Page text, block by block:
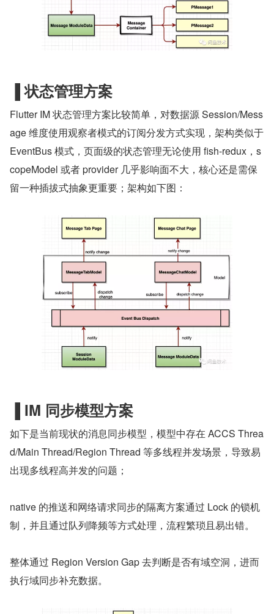
状态管理方案
Flutter IM 状态管理方案比较简单，对数据源 Session/Mess
age 维度使用观察者模式的订阅分发方式实现，架构类似于
EventBus 模式，页面级的状态管理无论使用 fish-redux，s
copeModel 或者 provider 几乎影响面不大，核心还是需保
留一种插拔式抽象更重要；架构如下图：
IM 同步模型方案
如下是当前现状的消息同步模型，模型中存在 ACCS Threa
d/Main Thread/Region Thread 等多线程并发场景，导致易
出现多线程高并发的问题；
native 的推送和网络请求同步的隔离方案通过 Lock 的锁机
制，并且通过队列降频等方式处理，流程繁琐且易出错。
整体通过 Region Version Gap 去判断是否有域空洞，进而
执行域同步补充数据。